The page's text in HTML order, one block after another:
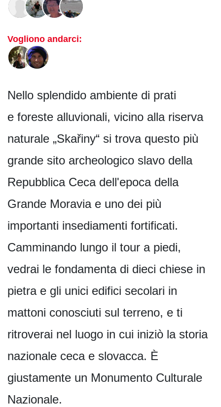
Vogliono andarci:
Nello splendido ambiente di prati
e foreste alluvionali, vicino alla riserva
naturale „Skařiny“ si trova questo più
grande sito archeologico slavo della
Repubblica Ceca dell'epoca della
Grande Moravia e uno dei più
importanti insediamenti fortificati.
Camminando lungo il tour a piedi,
vedrai le fondamenta di dieci chiese in
pietra e gli unici edifici secolari in
mattoni conosciuti sul terreno, e ti
ritroverai nel luogo in cui iniziò la storia
nazionale ceca e slovacca. È
giustamente un Monumento Culturale
Nazionale.